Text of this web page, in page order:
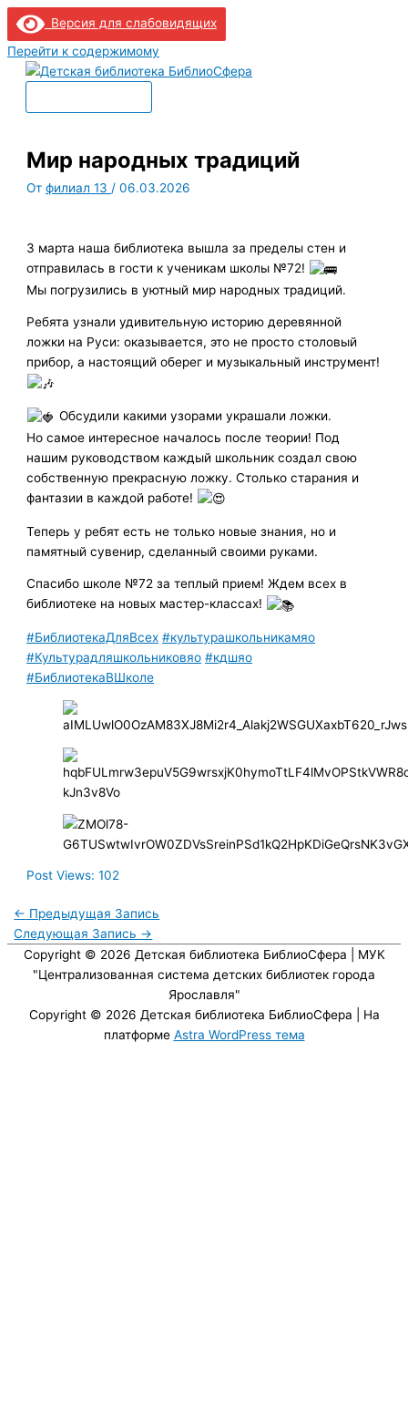
Версия для слабовидящих
Перейти к содержимому
Мир народных традиций
Отфилиал 13 /06.03.2026
3 марта наша библиотека вышла за пределы стен и
отправилась в гости к ученикам школы №72!
Мы погрузились в уютный мир народных традиций.
Ребята узнали удивительную историю деревянной
ложки на Руси: оказывается, это не просто столовый
прибор, а настоящий оберег и музыкальный инструмент!
Обсудили какими узорами украшали ложки.
Но самое интересное началось после теории! Под
нашим руководством каждый школьник создал свою
собственную прекрасную ложку. Столько старания и
фантазии в каждой работе!
Теперь у ребят есть не только новые знания, но и
памятный сувенир, сделанный своими руками.
Спасибо школе №72 за теплый прием! Ждем всех в
библиотеке на новых мастер-классах!
#БиблиотекаДляВсех #культурашкольникамяо
#Культурадляшкольниковяо #кдшяо
#БиблиотекаВШколе
Post Views: 102
← Предыдущая Запись
Следующая Запись →
Copyright © 2026 Детская библиотека БиблиоСфера | МУК
"Централизованная система детских библиотек города
Ярославля"
Copyright © 2026 Детская библиотека БиблиоСфера | На
платформе Astra WordPress тема